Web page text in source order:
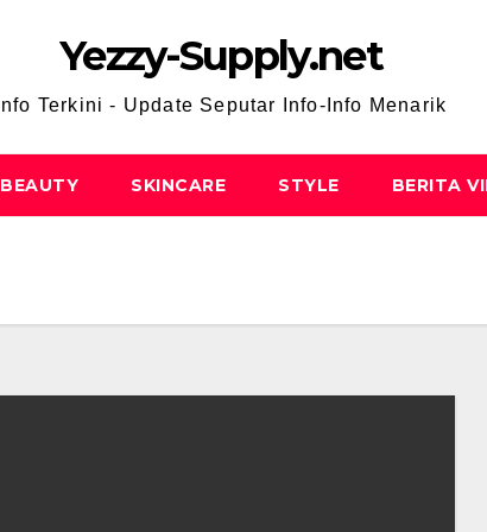
Yezzy-Supply.net
Info Terkini - Update Seputar Info-Info Menarik
BEAUTY SKINCARE STYLE BERITA